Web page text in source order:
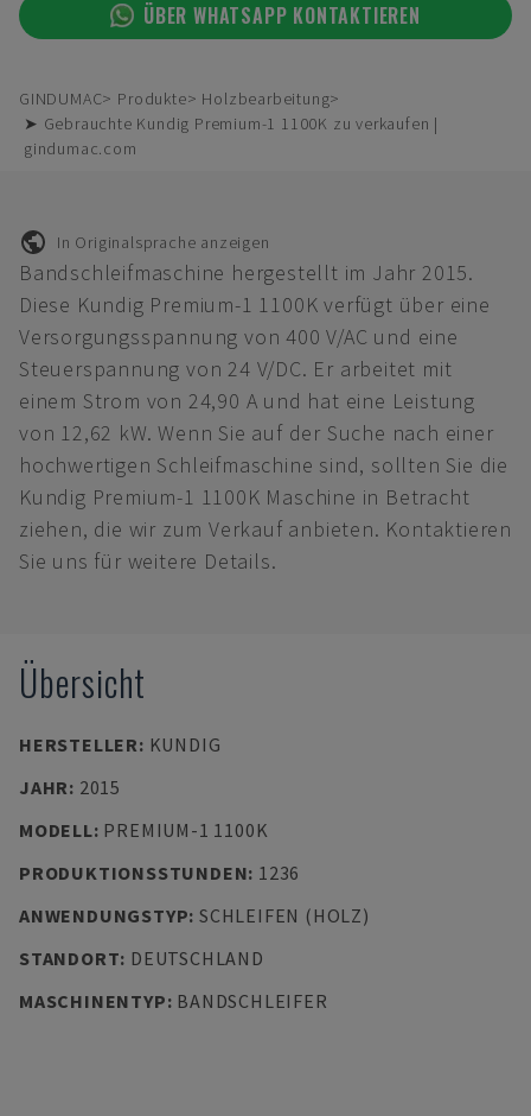
ÜBER WHATSAPP KONTAKTIEREN
GINDUMAC Produkte
Holzbearbeitung
➤ Gebrauchte Kundig Premium-1 1100K zu verkaufen |
gindumac.com
In Originalsprache anzeigen
Bandschleifmaschine hergestellt im Jahr 2015.
Diese Kundig Premium-1 1100K verfügt über eine
Versorgungsspannung von 400 V/AC und eine
Steuerspannung von 24 V/DC. Er arbeitet mit
einem Strom von 24,90 A und hat eine Leistung
von 12,62 kW. Wenn Sie auf der Suche nach einer
hochwertigen Schleifmaschine sind, sollten Sie die
Kundig Premium-1 1100K Maschine in Betracht
ziehen, die wir zum Verkauf anbieten. Kontaktieren
Sie uns für weitere Details.
Übersicht
HERSTELLER: KUNDIG
JAHR: 2015
MODELL: PREMIUM-1 1100K
PRODUKTIONSSTUNDEN: 1236
ANWENDUNGSTYP: SCHLEIFEN (HOLZ)
STANDORT: DEUTSCHLAND
MASCHINENTYP: BANDSCHLEIFER